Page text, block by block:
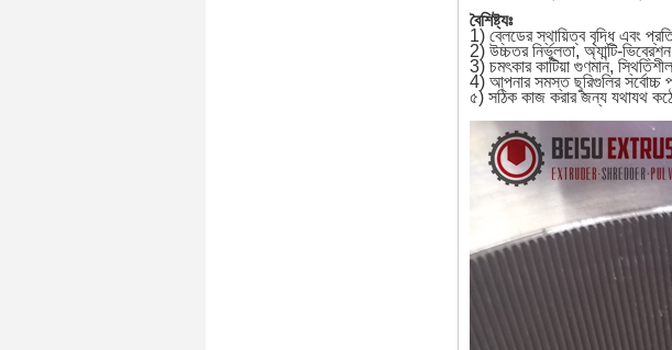
বৈশিষ্ট্যঃ
1) ব্লেডের স্থায়িত্ব বৃদ্ধি এবং
2) উচ্চতর নির্ভুলতা, অ্যান্টি-
3) চমৎকার কাটিয়া গুণমান,
4) আপনার সমস্ত ছুরিগুলির সর্বোচ্চ
৫) সঠিক কাজ করার জন্য যথাযথ